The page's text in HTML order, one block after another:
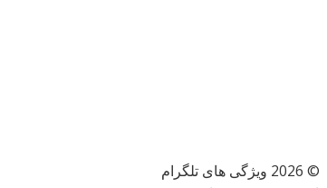
© 2026 ویژگی های تلگرام